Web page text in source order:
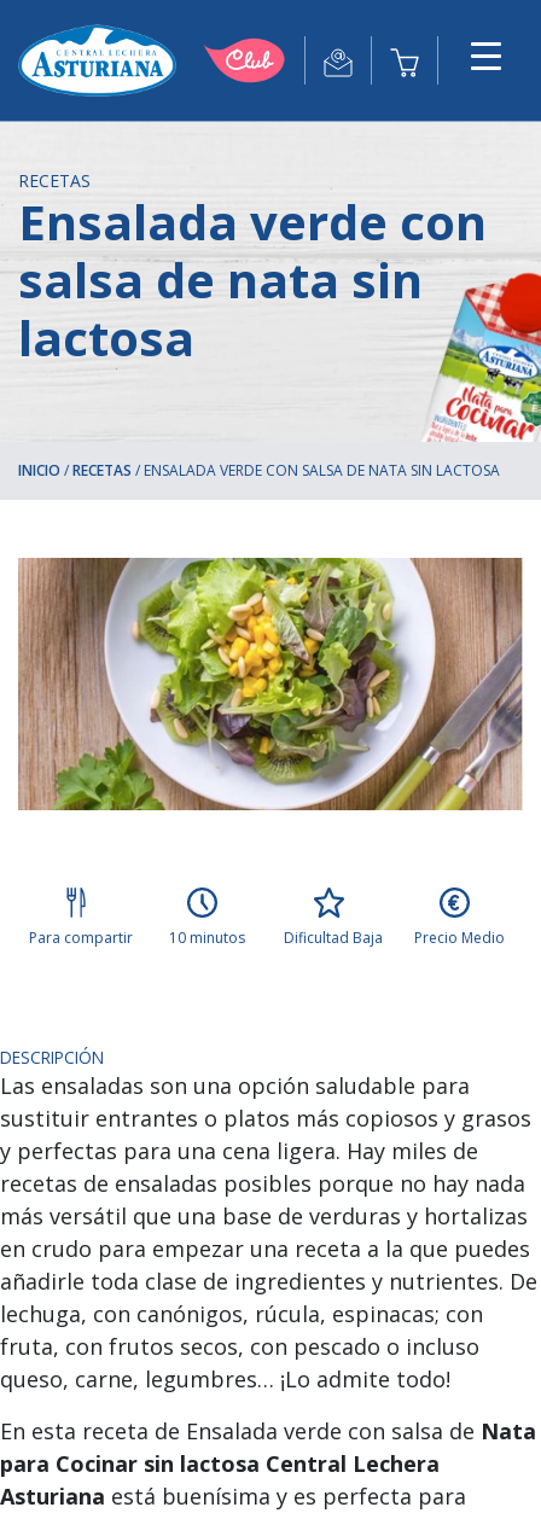
RECETAS
Ensalada verde con
salsa de nata sin
lactosa
INICIO /RECETAS / ENSALADA VERDE CON SALSA DE NATA SIN LACTOSA
Para compartir 10 minutos Dificultad Baja Precio Medio
DESCRIPCIÓN
Las ensaladas son una opción saludable para
sustituir entrantes o platos más copiosos y grasos
y perfectas para una cena ligera. Hay miles de
recetas de ensaladas posibles porque no hay nada
más versátil que una base de verduras y hortalizas
en crudo para empezar una receta a la que puedes
añadirle toda clase de ingredientes y nutrientes. De
lechuga, con canónigos, rúcula, espinacas; con
fruta, con frutos secos, con pescado o incluso
queso, carne, legumbres… ¡Lo admite todo!
En esta receta de Ensalada verde con salsa de Nata
para Cocinar sin lactosa Central Lechera
Asturiana está buenísima y es perfecta para